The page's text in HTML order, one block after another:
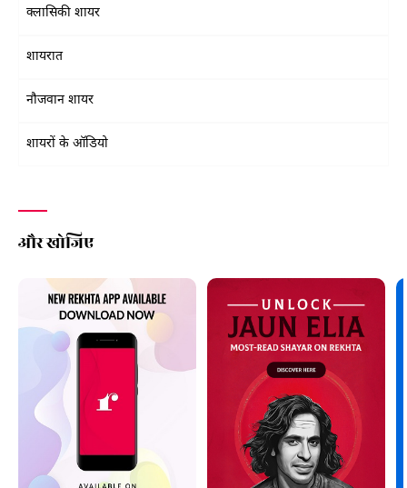
क्लासिकी शायर
शायरात
नौजवान शायर
शायरों के ऑडियो
और खोजिए